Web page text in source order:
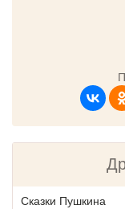
Сказки Пушкина